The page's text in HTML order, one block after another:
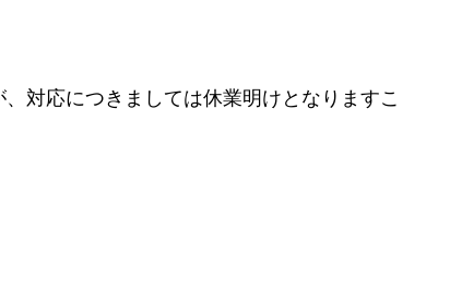
対応につきましては休業明けとなりますこ